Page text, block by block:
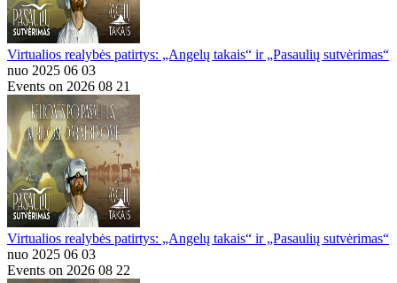
Virtualios realybės patirtys: „Angelų takais“ ir „Pasaulių sutvėrimas“
nuo 2025 06 03
Events on 2026 08 21
Virtualios realybės patirtys: „Angelų takais“ ir „Pasaulių sutvėrimas“
nuo 2025 06 03
Events on 2026 08 22